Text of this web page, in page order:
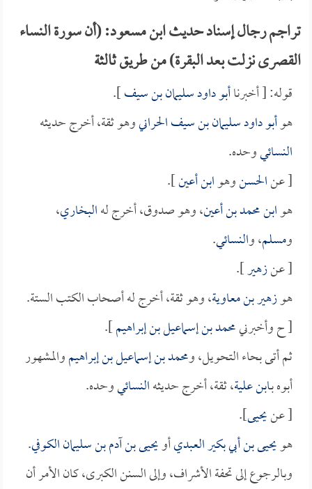
تراجم رجال إسناد حديث ابن مسعود: (أن سورة النساء
القصرى نزلت بعد البقرة) من طريق ثالثة
قوله: [ أخبرناأبو داود سليمان بن سيف].
هوأبو داود سليمان بن سيف الحرانيوهو ثقة، أخرج حديثه
النسائيوحده.
[ عنالحسنوهوابن أعين].
هوابن محمد بن أعين، وهو صدوق، أخرج لهالبخاري،
ومسلم، والنسائي.
[ عنزهير].
هوزهير بن معاوية، وهو ثقة، أخرج له أصحاب الكتب الستة.
[ ح وأخبرنيمحمد بن إسماعيل بن إبراهيم].
ثم أتى بحاء التحويل، ومحمد بن إسماعيل بن إبراهيموالمشهور
أبوه بـابن علية، ثقة، أخرج حديثهالنسائيوحده.
[ عنيحيى].
هويحيى بن أبي بكير العبديأويحيى بن آدم بن سليمان الكوفي.
وبالرجوع إلى تحفة الأشراف، وإلى السنن الكبرى، كان الأمر أن